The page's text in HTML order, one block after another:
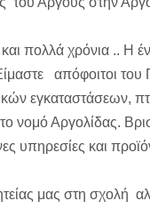
και πολλά χρόνια .. Η
απόφοιτοι του
εγκαταστάσεων,
νομό Αργολίδας.
υπηρεσίες και
μας στη σχολή